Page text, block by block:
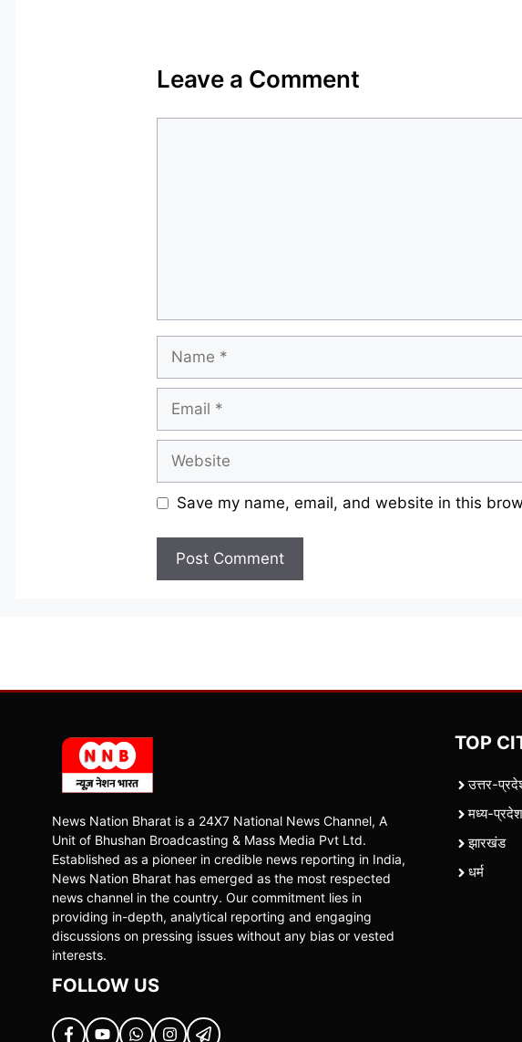
Leave a Comment
Save my name, email, and website in this
News Nation Bharat is a 24X7 National News Channel, A
Unit of Bhushan Broadcasting & Mass Media Pvt Ltd.
Established as a pioneer in credible news reporting in India,
News Nation Bharat has emerged as the most respected
news channel in the country. Our commitment lies in
providing in-depth, analytical reporting and engaging
discussions on pressing issues without any bias or vested
interests.
FOLLOW US
TOP
उत्तर-
मध्य-प्रदेश
झारखंड
धर्म